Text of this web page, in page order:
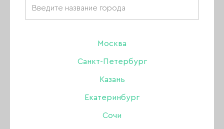
Москва
Санкт-Петербург
Казань
Екатеринбург
Сочи
Товары бренда
«Levissime»